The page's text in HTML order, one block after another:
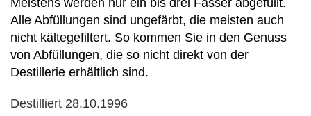
Meistens werden nur ein bis drei Fässer abgefüllt.
Alle Abfüllungen sind ungefärbt, die meisten auch
nicht kältegefiltert. So kommen Sie in den Genuss
von Abfüllungen, die so nicht direkt von der
Destillerie erhältlich sind.
Destilliert 28.10.1996